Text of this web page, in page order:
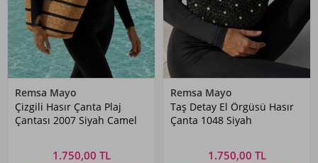
Remsa Mayo
Çizgili Hasır Çanta Plaj
Çantası 2007 Siyah Camel
1.750,00 TL
Remsa Mayo
Taş Detay El Örgüsü Hasır
Çanta 1048 Siyah
1.750,00 TL